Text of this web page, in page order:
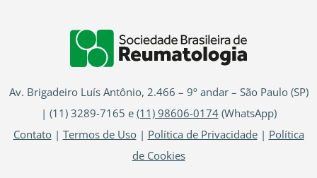
Av. Brigadeiro Luís Antônio, 2.466 – 9º andar – São Paulo (SP)
| (11) 3289-7165 e (11) 98606-0174(WhatsApp)
Contato| Termos de Uso| Política de Privacidade| Política
de Cookies